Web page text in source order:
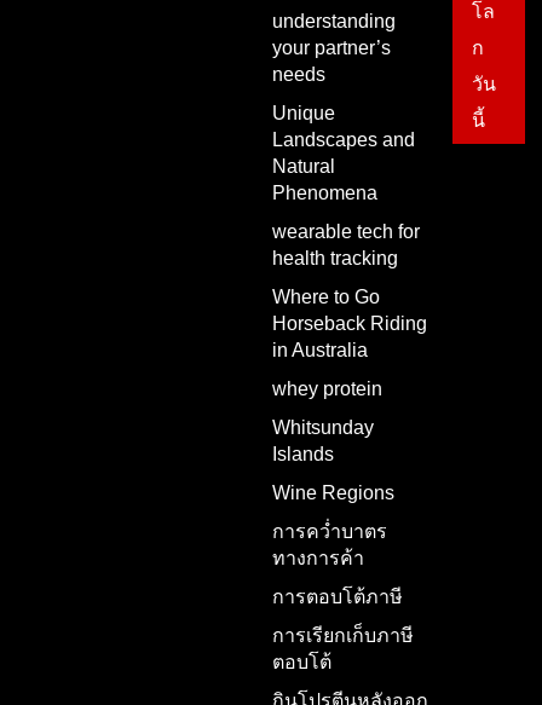
understanding
your partner’s
needs
Unique
Landscapes and
Natural
Phenomena
wearable tech for
health tracking
Where to Go
Horseback Riding
in Australia
whey protein
Whitsunday
Islands
Wine Regions
การคว่ำบาตร
ทางการค้า
การตอบโต้ภาษี
การเรียกเก็บภาษี
ตอบโต้
กินโปรตีนหลังออก
โล
ก
วัน
นี้